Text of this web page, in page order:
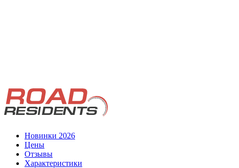
Новинки 2026
Цены
Отзывы
Характеристики